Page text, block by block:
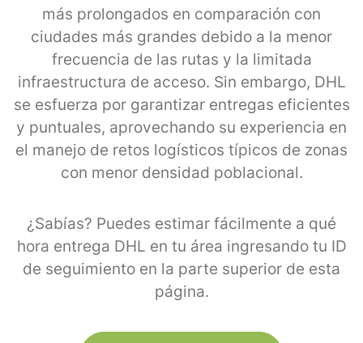
más prolongados en comparación con
ciudades más grandes debido a la menor
frecuencia de las rutas y la limitada
infraestructura de acceso. Sin embargo, DHL
se esfuerza por garantizar entregas eficientes
y puntuales, aprovechando su experiencia en
el manejo de retos logísticos típicos de zonas
con menor densidad poblacional.
¿Sabías? Puedes estimar fácilmente a qué
hora entrega DHL en tu área ingresando tu ID
de seguimiento en la parte superior de esta
página.